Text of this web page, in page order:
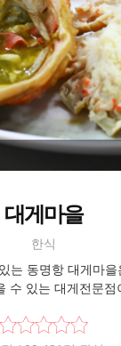
대게마을
한식
는 동명항 대게마
수 있는 대게전문점